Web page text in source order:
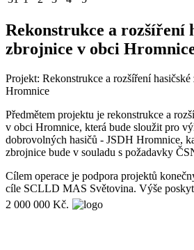
Rekonstrukce a rozšíření
zbrojnice v obci
Projekt: Rekonstrukce a rozšíření
Hromnice
Předmětem projektu je rekonstrukce a
v obci Hromnice, která bude sloužit pro
dobrovolných hasičů - JSDH Hromnice,
zbrojnice bude v souladu s požadavky
Cílem operace je podpora projektů
cíle SCLLD MAS Světovina. Výše
2 000 000 Kč.